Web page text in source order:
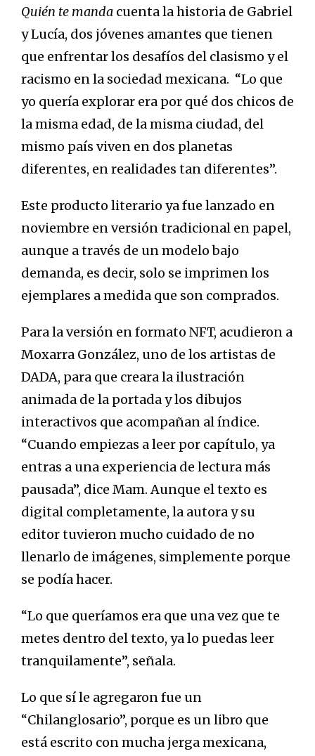
Quién te manda cuenta la historia de Gabriel
y Lucía, dos jóvenes amantes que tienen
que enfrentar los desafíos del clasismo y el
racismo en la sociedad mexicana. “Lo que
yo quería explorar era por qué dos chicos de
la misma edad, de la misma ciudad, del
mismo país viven en dos planetas
diferentes, en realidades tan diferentes”.
Este producto literario ya fue lanzado en
noviembre en versión tradicional en papel,
aunque a través de un modelo bajo
demanda, es decir, solo se imprimen los
ejemplares a medida que son comprados.
Para la versión en formato NFT, acudieron a
Moxarra González, uno de los artistas de
DADA, para que creara la ilustración
animada de la portada y los dibujos
interactivos que acompañan al índice.
“Cuando empiezas a leer por capítulo, ya
entras a una experiencia de lectura más
pausada”, dice Mam. Aunque el texto es
digital completamente, la autora y su
editor tuvieron mucho cuidado de no
llenarlo de imágenes, simplemente porque
se podía hacer.
“Lo que queríamos era que una vez que te
metes dentro del texto, ya lo puedas leer
tranquilamente”, señala.
Lo que sí le agregaron fue un
“Chilanglosario”, porque es un libro que
está escrito con mucha jerga mexicana,